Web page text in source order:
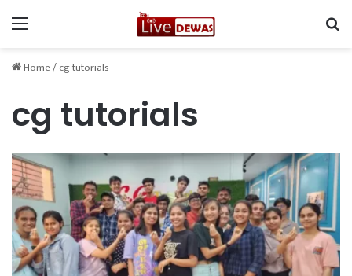
Home/cg tutorials
cg tutorials